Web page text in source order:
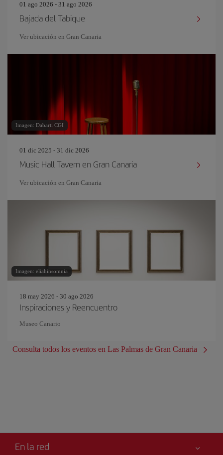
01 ago 2026 - 31 ago 2026
Bajada del Tabique
Ver ubicación en Gran Canaria
Imagen: Dabarti CGI
01 dic 2025 - 31 dic 2026
Music Hall Tavern en Gran Canaria
Ver ubicación en Gran Canaria
Imagen: eliahinsomnia
18 may 2026 - 30 ago 2026
Inspiraciones y Reencuentro
Museo Canario
Consulta todos los eventos en Las Palmas de Gran Canaria
En la red